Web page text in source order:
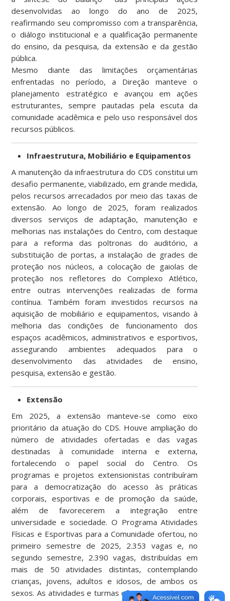
desenvolvidas ao longo do ano de 2025,
reafirmando seu compromisso com a transparência,
o diálogo institucional e a qualificação permanente
do ensino, da pesquisa, da extensão e da gestão
pública.
Mesmo diante das limitações orçamentárias
enfrentadas no período, a Direção manteve o
planejamento estratégico e avançou em ações
estruturantes, sempre pautadas pela escuta da
comunidade acadêmica e pelo uso responsável dos
recursos públicos.
Infraestrutura, Mobiliário e Equipamentos
A manutenção da infraestrutura do CDS constitui um
desafio permanente, viabilizado, em grande medida,
pelos recursos arrecadados por meio das taxas de
extensão. Ao longo de 2025, foram realizados
diversos serviços de adaptação, manutenção e
melhorias nas instalações do Centro, com destaque
para a reforma das poltronas do auditório, a
substituição de portas, a instalação de grades de
proteção nos núcleos, a colocação de gaiolas de
proteção nos refletores do Complexo Atlético,
entre outras intervenções realizadas de forma
contínua. Também foram investidos recursos na
aquisição de mobiliário e equipamentos, visando à
melhoria das condições de funcionamento dos
espaços acadêmicos, administrativos e esportivos,
assegurando ambientes adequados para o
desenvolvimento das atividades de ensino,
pesquisa, extensão e gestão.
Extensão
Em 2025, a extensão manteve-se como eixo
prioritário da atuação do CDS. Houve ampliação do
número de atividades ofertadas e das vagas
destinadas à comunidade interna e externa,
fortalecendo o papel social do Centro. Os
programas e projetos extensionistas contribuíram
para a democratização do acesso às práticas
corporais, esportivas e de promoção da saúde,
além de favorecerem a integração entre
universidade e sociedade. O Programa Atividades
Físicas e Esportivas para a Comunidade ofertou, no
primeiro semestre de 2025, 2.353 vagas e, no
segundo semestre, 2.390 vagas, distribuídas em
mais de 50 atividades distintas, contemplando
crianças, jovens, adultos e idosos, de ambos os
sexos. As atividades e turmas ofertadas podem ser